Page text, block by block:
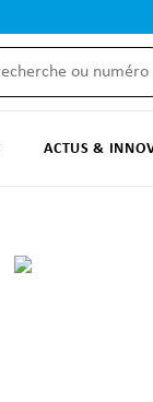
ACTUS &